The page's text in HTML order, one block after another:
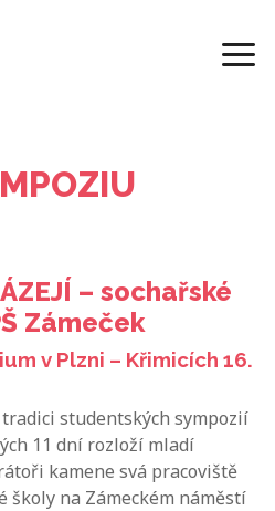
– sochařské
Zámeček
v Plzni – Křimicích 16.
studentských sympozií
11 dní rozloží mladí
kamene svá pracoviště
školy na Zámeckém náměstí